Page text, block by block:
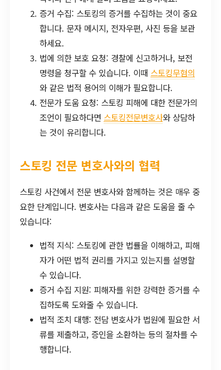
증거 수집: 스토킹의 증거를 수집하는 것이 중요
합니다. 문자 메시지, 전자우편, 사진 등을 보관
하세요.
법에 의한 보호 요청: 경찰에 신고하거나, 보전
명령을 청구할 수 있습니다. 이때 스토킹무혐의
와 같은 법적 용어의 이해가 필요합니다.
전문가 도움 요청: 스토킹 피해에 대한 전문가의
조언이 필요하다면 스토킹전문변호사와 상담하
는 것이 유리합니다.
스토킹 전문 변호사와의 협력
스토킹 사건에서 전문 변호사와 함께하는 것은 매우 중
요한 단계입니다. 변호사는 다음과 같은 도움을 줄 수
있습니다:
법적 지식: 스토킹에 관한 법률을 이해하고, 피해
자가 어떤 법적 권리를 가지고 있는지를 설명할
수 있습니다.
증거 수집 지원: 피해자를 위한 강력한 증거를 수
집하도록 도와줄 수 있습니다.
법적 조치 대행: 전담 변호사가 법원에 필요한 서
류를 제출하고, 증인을 소환하는 등의 절차를 수
행합니다.